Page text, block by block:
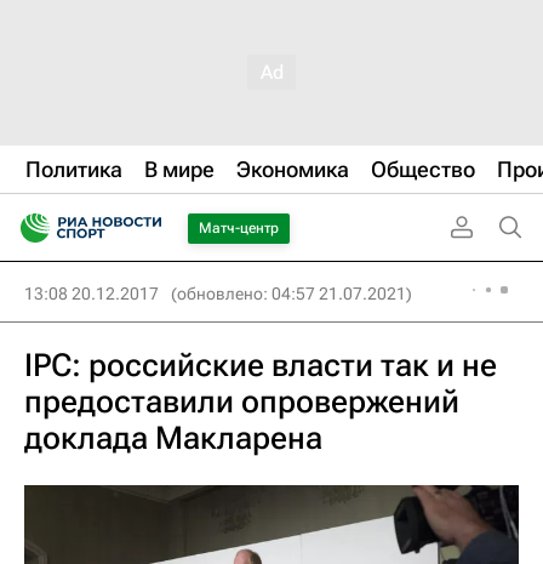
Политика В мире Экономика Общество
Матч-центр
13:08 20.12.2017 (обновлено: 04:57 21.07.2021)
IPC: российские власти так и не
предоставили опровержений
доклада Макларена